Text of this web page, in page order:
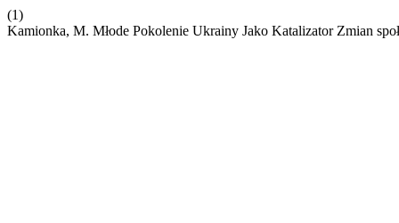
(1)
Kamionka, M. Młode Pokolenie Ukrainy Jako Katalizator Zmian